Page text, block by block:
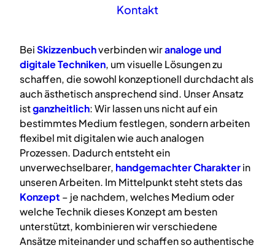
Kontakt
BeiSkizzenbuchverbinden wiranalogeund
digitaleTechniken, um visuelle Lösungen zu
schaffen, die sowohl konzeptionell durchdacht als
auch ästhetisch ansprechend sind. Unser Ansatz
istganzheitlich: Wir lassen uns nicht auf ein
bestimmtes Medium festlegen, sondern arbeiten
flexibel mit digitalen wie auch analogen
Prozessen. Dadurch entsteht ein
unverwechselbarer, handgemachter Charakterin
unseren Arbeiten. Im Mittelpunkt steht stets das
Konzept – je nachdem, welches Medium oder
welche Technik dieses Konzept am besten
unterstützt, kombinieren wir verschiedene
Ansätze miteinander und schaffen so authentische